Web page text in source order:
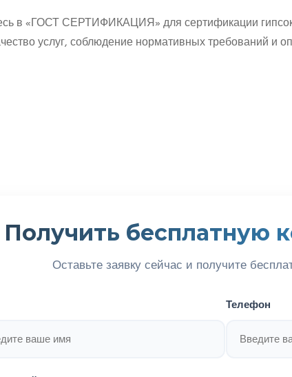
в «ГОСТ СЕРТИФИКАЦИЯ» для сертификации
услуг, соблюдение нормативных требований и
Получить бесплатную
Оставьте заявку сейчас и получите
Телефон